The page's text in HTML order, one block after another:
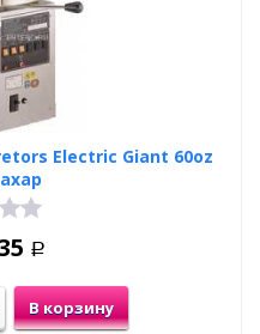
Electric Giant 60oz
Р
В корзину